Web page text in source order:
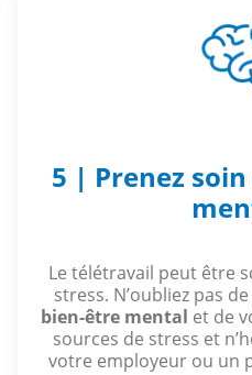
5 | Prenez
Le télétravail peut être
stress. N’oubliez pas de
bien-être mental et de
sources de stress et
votre employeur ou un